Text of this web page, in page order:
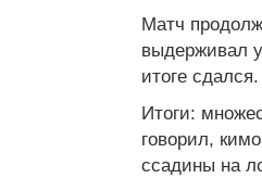
Матч
выдерживал
итоге
Итоги:
говорил,
ссадины на